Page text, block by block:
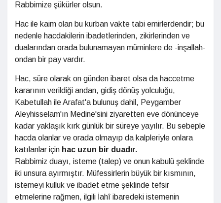
Rabbimize şükürler olsun.
Hac ile kaim olan bu kurban vakte tabi emirlerdendir; bu
nedenle hacdakilerin ibadetlerinden, zikirlerinden ve
dualarından orada bulunamayan müminlere de -inşallah-
ondan bir pay vardır.
Hac, süre olarak on günden ibaret olsa da haccetme
kararının verildiği andan, gidiş dönüş yolculuğu,
Kabetullah ile Arafat'a bulunuş dahil, Peygamber
Aleyhisselam'ın Medine'sini ziyaretten eve dönünceye
kadar yaklaşık kırk günlük bir süreye yayılır. Bu sebeple
hacda olanlar ve orada olmayıp da kalpleriyle onlara
katılanlar için hac uzun bir duadır.
Rabbimiz duayı, isteme (talep) ve onun kabulü şeklinde
iki unsura ayırmıştır. Müfessirlerin büyük bir kısmının,
istemeyi kulluk ve ibadet etme şeklinde tefsir
etmelerine rağmen, ilgili İahî ibaredeki istemenin